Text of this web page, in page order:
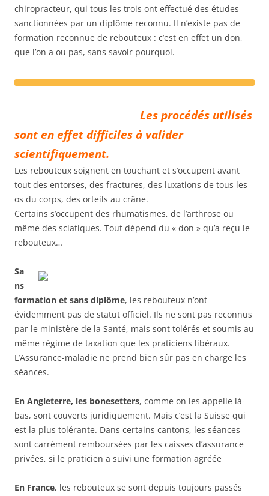
chiropracteur, qui tous les trois ont effectué des études
sanctionnées par un diplôme reconnu. Il n’existe pas de
formation reconnue de rebouteux : c’est en effet un don,
que l’on a ou pas, sans savoir pourquoi.
Les procédés utilisés
sont en effet difficiles à valider
scientifiquement.
Les rebouteux soignent en touchant et s’occupent avant
tout des entorses, des fractures, des luxations de tous les
os du corps, des orteils au crâne.
Certains s’occupent des rhumatismes, de l’arthrose ou
même des sciatiques. Tout dépend du « don » qu’a reçu le
rebouteux…
Sa
ns
formation et sans diplôme, les rebouteux n’ont
évidemment pas de statut officiel. Ils ne sont pas reconnus
par le ministère de la Santé, mais sont tolérés et soumis au
même régime de taxation que les praticiens libéraux.
L’Assurance-maladie ne prend bien sûr pas en charge les
séances.
En Angleterre, les bonesetters, comme on les appelle là-
bas, sont couverts juridiquement. Mais c’est la Suisse qui
est la plus tolérante. Dans certains cantons, les séances
sont carrément remboursées par les caisses d’assurance
privées, si le praticien a suivi une formation agréée
En France, les rebouteux se sont depuis toujours passés